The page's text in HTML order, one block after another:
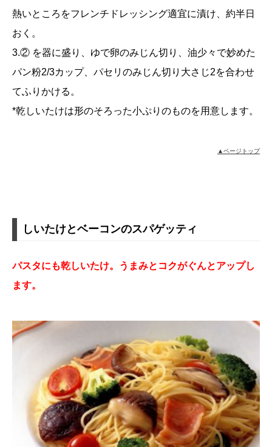
熱いところをフレンチドレッシング適宜に漬け、約半日
おく。
3.② を器に盛り、ゆで卵のみじん切り、油少々で妙めた
パン粉2/3カップ、パセリのみじん切り大さじ2を合わせ
てふりかける。
*乾しいたけは形のそろった小ぷりのものを用意します。
▲ページトップ
しいたけとベーコンのスパゲッティ
パスタにも乾しいたけ。うまみとコクがぐんとアップし
ます。